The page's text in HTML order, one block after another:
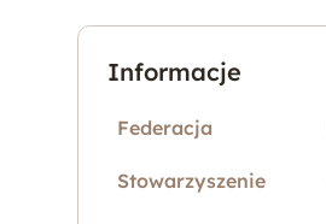
Informacje
Federacja
Stowarzyszenie